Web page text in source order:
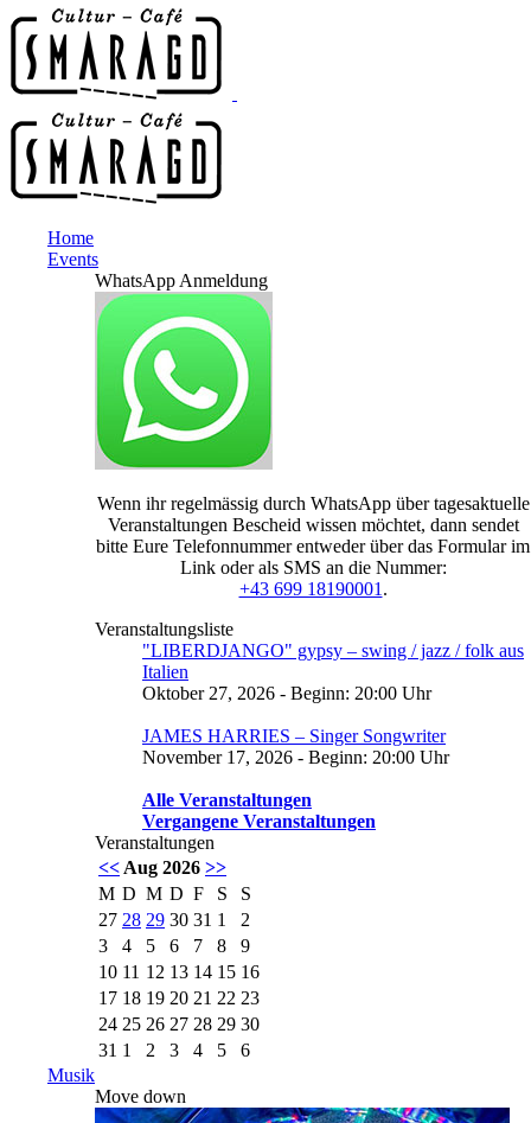
Home
Events
WhatsApp Anmeldung
Wenn ihr regelmässig durch WhatsApp über tagesaktuelle
Veranstaltungen Bescheid wissen möchtet, dann sendet
bitte Eure Telefonnummer entweder über das Formular im
Link oder als SMS an die Nummer:
+43 699 18190001 .
Veranstaltungsliste
"LIBERDJANGO" gypsy – swing / jazz / folk aus
Italien
Oktober 27, 2026 - Beginn: 20:00 Uhr
JAMES HARRIES – Singer Songwriter
November 17, 2026 - Beginn: 20:00 Uhr
Alle Veranstaltungen
Vergangene Veranstaltungen
Veranstaltungen
<< Aug 2026 >>
M D M D F S
S
27 28 29 30 31 1
2
3
4 5 6 7 8
9
10 11 12 13 14 15 16
17 18 19 20 21 22 23
24 25 26 27 28 29 30
31 1 2 3 4 5
6
Musik
Move down